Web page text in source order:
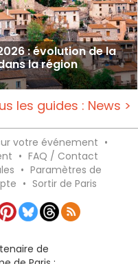
: évolution de la
la région
les guides : News >
votre événement •
• FAQ / Contact
• Paramètres de
• Sortir de Paris
de